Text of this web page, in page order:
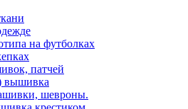
на футболках
патчей
вышивка
шевроны.